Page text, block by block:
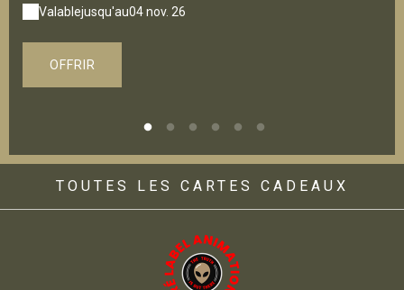
Valablejusqu'au04 nov. 26
OFFRIR
TOUTES LES CARTES CADEAUX